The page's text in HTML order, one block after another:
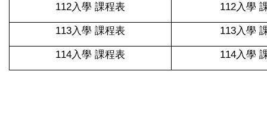
112入學 課程表 112入學
113入學 課程表 113入學
114入學 課程表 114入學